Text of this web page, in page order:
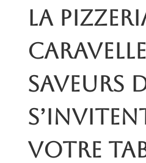
La
saveurs
votre